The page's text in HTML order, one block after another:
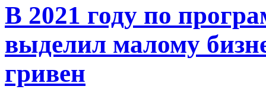
В 2021 году по
выделил малому
гривен